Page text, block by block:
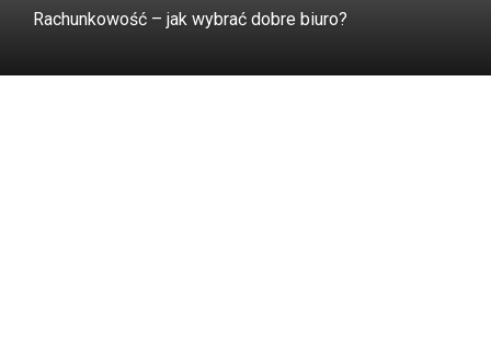
Rachunkowość – jak wybrać dobre biuro?